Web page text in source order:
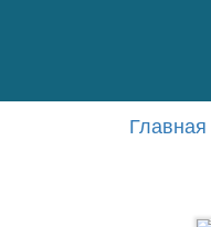
Главная